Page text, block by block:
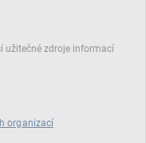
užitečné zdroje informací
organizací